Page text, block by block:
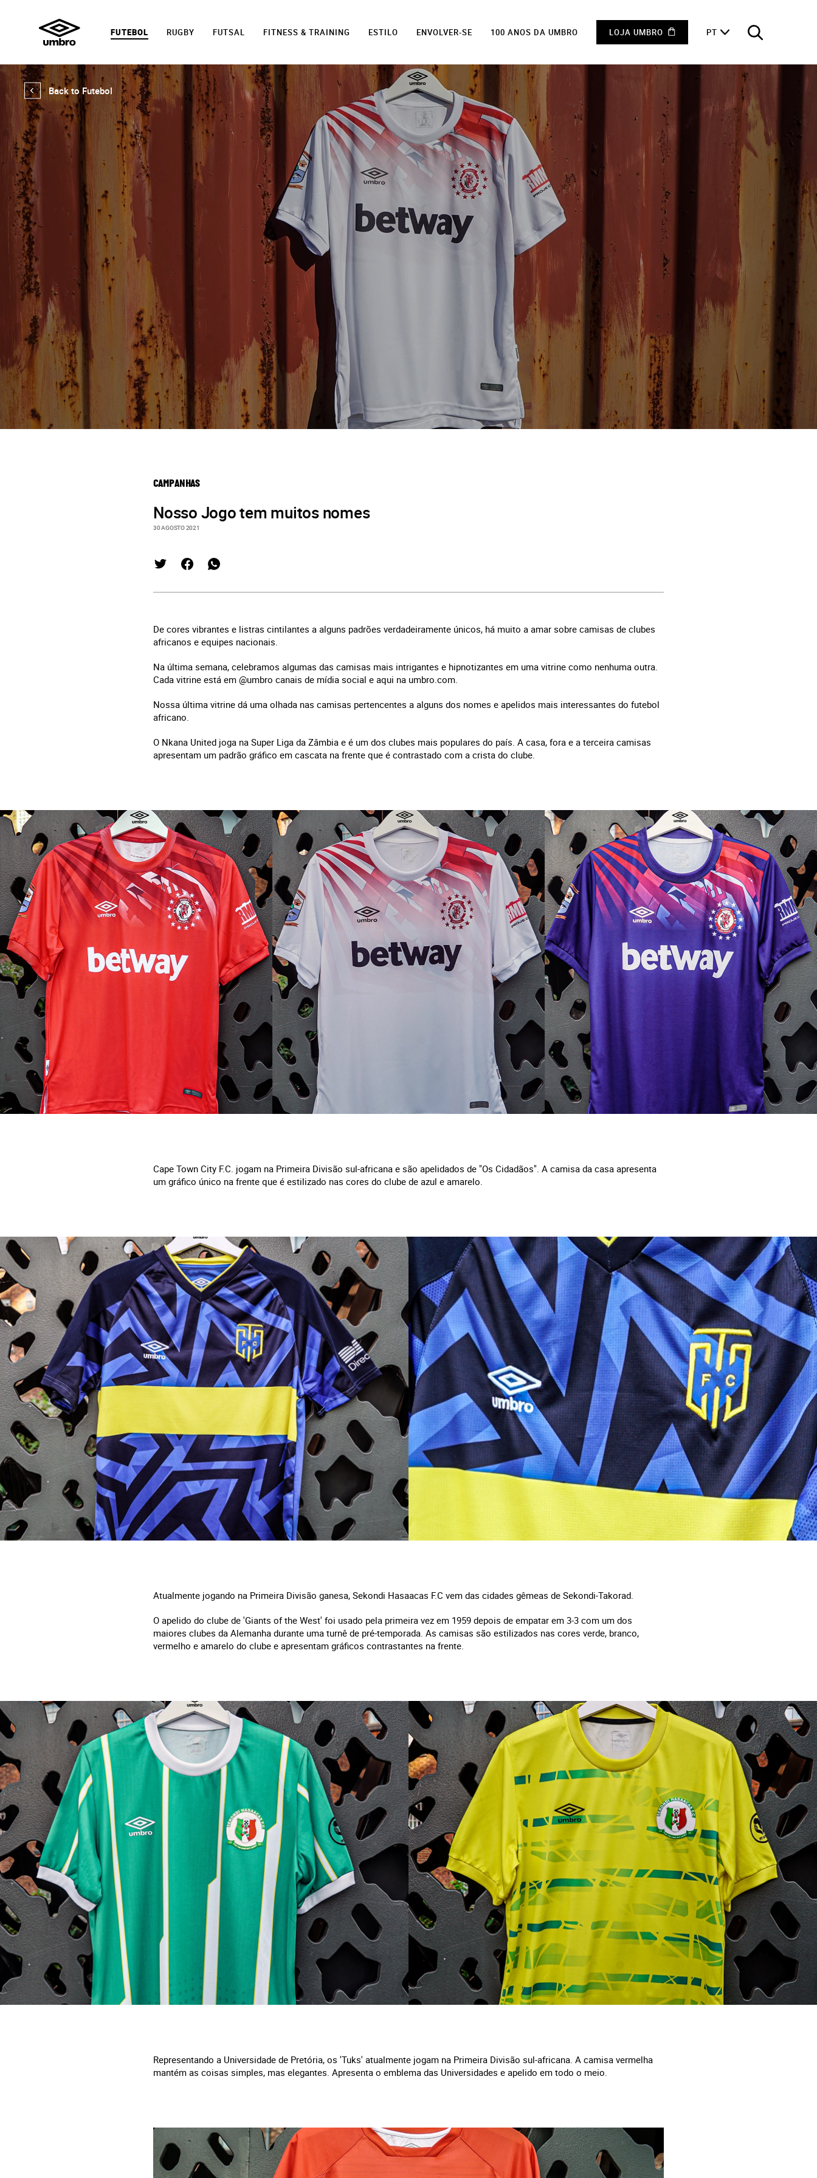
FUTEBOL RUGBY FUTSAL FITNESS & TRAINING ESTILO ENVOLVER-SE 100 ANOS DA UMBRO LOJA UMBRO PT
Back to Futebol
CAMPANHAS
Nosso Jogo tem muitos nomes
30 AGOSTO 2021
De cores vibrantes e listras cintilantes a alguns padrões verdadeiramente únicos, há muito a amar sobre camisas de clubes
africanos e equipes nacionais.
Na última semana, celebramos algumas das camisas mais intrigantes e hipnotizantes em uma vitrine como nenhuma outra.
Cada vitrine está em @umbro canais de mídia social e aqui na umbro.com.
Nossa última vitrine dá uma olhada nas camisas pertencentes a alguns dos nomes e apelidos mais interessantes do futebol
africano.
O Nkana United joga na Super Liga da Zâmbia e é um dos clubes mais populares do país. A casa, fora e a terceira camisas
apresentam um padrão gráfico em cascata na frente que é contrastado com a crista do clube.
Cape Town City F.C. jogam na Primeira Divisão sul-africana e são apelidados de "Os Cidadãos". A camisa da casa apresenta
um gráfico único na frente que é estilizado nas cores do clube de azul e amarelo.
Atualmente jogando na Primeira Divisão ganesa, Sekondi Hasaacas F.C vem das cidades gêmeas de Sekondi-Takorad.
O apelido do clube de 'Giants of the West' foi usado pela primeira vez em 1959 depois de empatar em 3-3 com um dos
maiores clubes da Alemanha durante uma turnê de pré-temporada. As camisas são estilizados nas cores verde, branco,
vermelho e amarelo do clube e apresentam gráficos contrastantes na frente.
Representando a Universidade de Pretória, os 'Tuks' atualmente jogam na Primeira Divisão sul-africana. A camisa vermelha
mantém as coisas simples, mas elegantes. Apresenta o emblema das Universidades e apelido em todo o meio.